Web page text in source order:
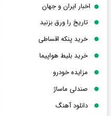
اخبار ایران و جهان
تاریخ را ورق بزنید
خرید پنکه اقساطی
خرید بلیط هواپیما
مزایده خودرو
صندلی ماساژ
دانلود آهنگ